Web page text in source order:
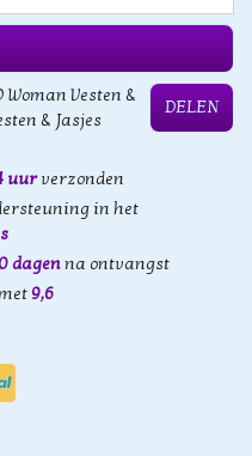
Woman Vesten &
& Jasjes
DELEN
uurverzonden
in het
dagenna ontvangst
9,6